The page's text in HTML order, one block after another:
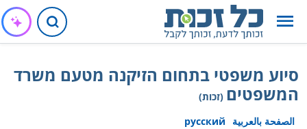
סיוע משפטי בתחום הזיקנה מטעם משרד
המשפטים (זכות)
الصفحة بالعربية
русский